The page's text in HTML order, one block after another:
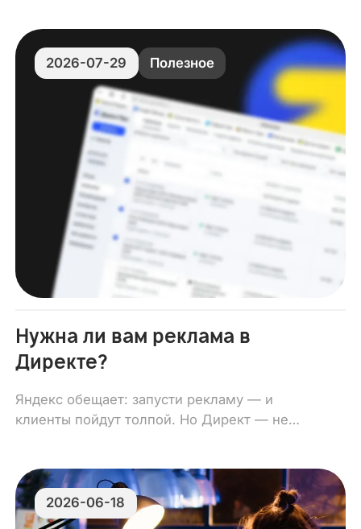
2026-07-29 Полезное
Нужна ли вам реклама в
Директе?
Яндекс обещает: запусти рекламу — и
клиенты пойдут толпой. Но Директ — не
2026-06-18